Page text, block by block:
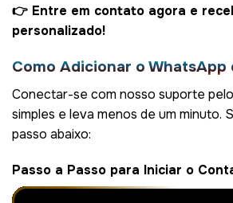
👉 Entre em contato agora e
personalizado!
Como Adicionar o WhatsApp
Conectar-se com nosso suporte
simples e leva menos de um minuto.
passo abaixo:
Passo a Passo para Iniciar o